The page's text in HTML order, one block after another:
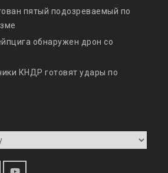
пятый подозреваемый по
обнаружен дрон со
КНДР готовят удары по